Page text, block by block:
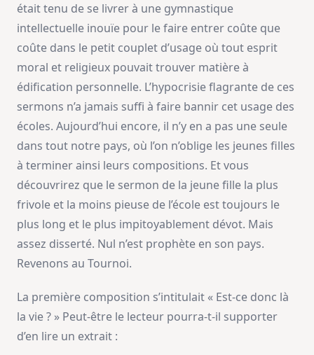
était tenu de se livrer à une gymnastique
intellectuelle inouïe pour le faire entrer coûte que
coûte dans le petit couplet d’usage où tout esprit
moral et religieux pouvait trouver matière à
édification personnelle. L’hypocrisie flagrante de ces
sermons n’a jamais suffi à faire bannir cet usage des
écoles. Aujourd’hui encore, il n’y en a pas une seule
dans tout notre pays, où l’on n’oblige les jeunes filles
à terminer ainsi leurs compositions. Et vous
découvrirez que le sermon de la jeune fille la plus
frivole et la moins pieuse de l’école est toujours le
plus long et le plus impitoyablement dévot. Mais
assez disserté. Nul n’est prophète en son pays.
Revenons au Tournoi.
La première composition s’intitulait « Est-ce donc là
la vie ? » Peut-être le lecteur pourra-t-il supporter
d’en lire un extrait :